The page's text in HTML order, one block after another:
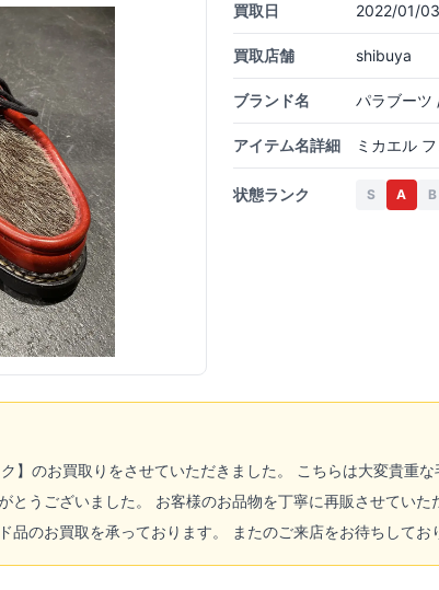
買取日 2022/01/03
買取店舗 shibuya
ブランド名 パラブーツ
アイテム名詳細 ミカエル
状態ランク S A B
】のお買取りをさせていただきました。 こちらは大変貴重
とうございました。 お客様のお品物を丁寧に再販させてい
のお買取を承っております。 またのご来店をお待ちしてお